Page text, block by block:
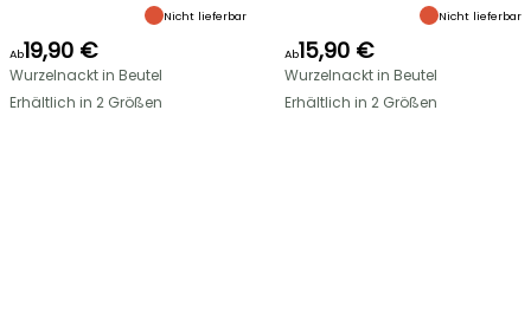
Nicht lieferbar
Ab19,90 €
Wurzelnackt in Beutel
Erhältlich in 2 Größen
Nicht lieferbar
Ab15,90 €
Wurzelnackt in Beutel
Erhältlich in 2 Größen